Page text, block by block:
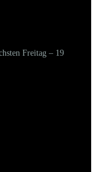
Freitag – 19